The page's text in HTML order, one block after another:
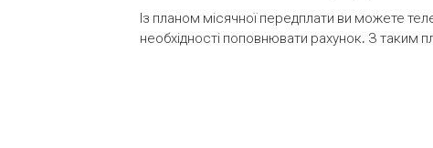
Із планом місячної передплати ви можете
необхідності поповнювати рахунок. З таким